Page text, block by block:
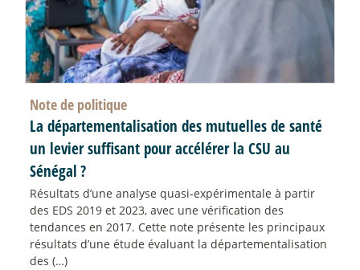
Note de politique
La départementalisation des mutuelles de santé
un levier suffisant pour accélérer la CSU au
Sénégal?
Résultats d’une analyse quasi-expérimentale à partir
des EDS 2019 et 2023, avec une vérification des
tendances en 2017. Cette note présente les principaux
résultats d’une étude évaluant la départementalisation
des (…)